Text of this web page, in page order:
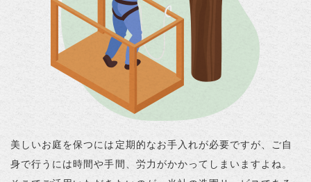
美しいお庭を保つには定期的なお手入れが必要ですが、ご自
身で行うには時間や手間、労力がかかってしまいますよね。